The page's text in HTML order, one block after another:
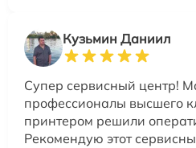
Кузьмин Даниил
Супер сервисный центр!
профессионалы высшего
принтером решили
Рекомендую этот